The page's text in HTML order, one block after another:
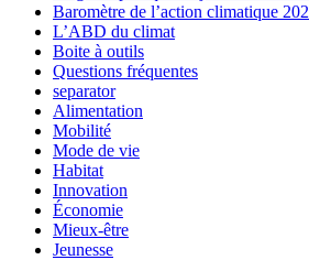
Baromètre de l’action climatique
L’ABD du climat
Boite à outils
Questions fréquentes
separator
Alimentation
Mobilité
Mode de vie
Habitat
Innovation
Économie
Mieux-être
Jeunesse